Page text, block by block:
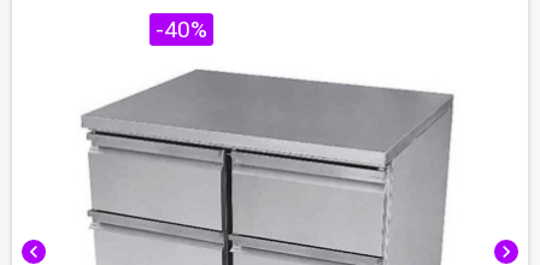
chevron_left chevron_right
-40%